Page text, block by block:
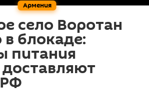
Армения
село Воротан
в блокаде:
питания